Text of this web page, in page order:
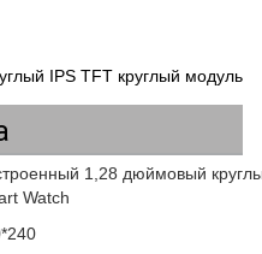
IPS TFT круглый модуль
1,28 дюймовый
Watch